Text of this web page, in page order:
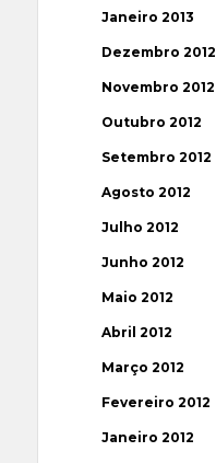
Janeiro 2013
Dezembro 2012
Novembro 2012
Outubro 2012
Setembro 2012
Agosto 2012
Julho 2012
Junho 2012
Maio 2012
Abril 2012
Março 2012
Fevereiro 2012
Janeiro 2012